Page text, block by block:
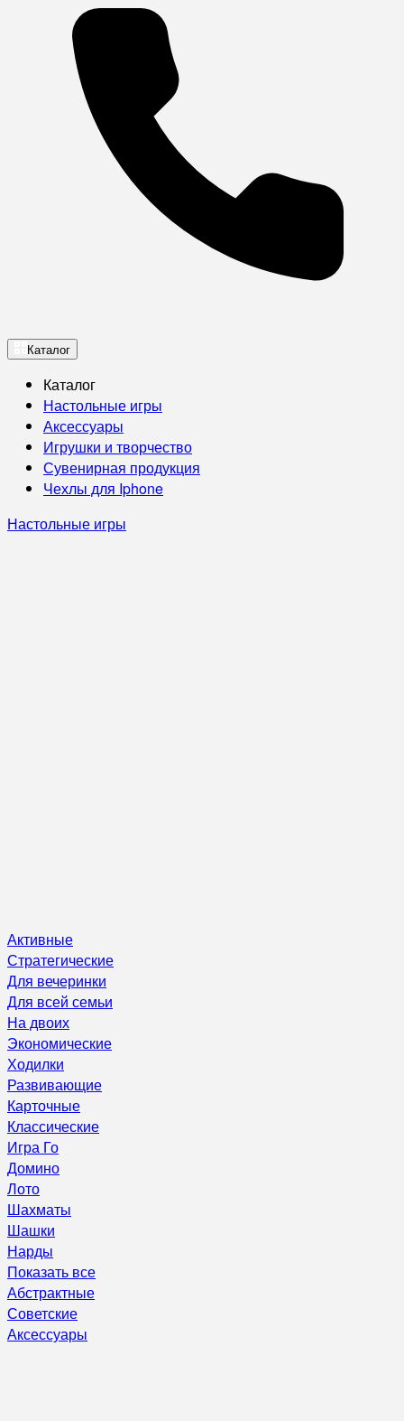
Каталог
Каталог
Настольные игры
Аксессуары
Игрушки и творчество
Сувенирная продукция
Чехлы для Iphone
Настольные игры
Активные
Стратегические
Для вечеринки
Для всей семьи
На двоих
Экономические
Ходилки
Развивающие
Карточные
Классические
Игра Го
Домино
Лото
Шахматы
Шашки
Нарды
Показать все
Абстрактные
Советские
Аксессуары